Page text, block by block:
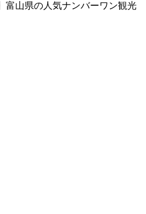
富山県の人気ナンバーワン観光